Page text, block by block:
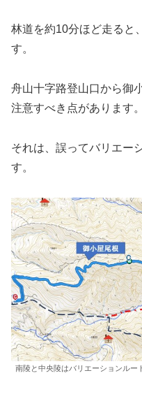
林道を約10分ほど走ると
す。
舟山十字路登山口から御
注意すべき点があります。
それは、誤ってバリエー
す。
南陵と中央陵はバリエーションルー